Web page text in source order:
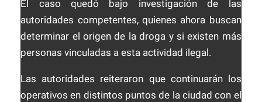
El caso quedó bajo investigación de las
autoridades competentes, quienes ahora buscan
determinar el origen de la droga y si existen más
personas vinculadas a esta actividad ilegal.
Las autoridades reiteraron que continuarán los
operativos en distintos puntos de la ciudad con el